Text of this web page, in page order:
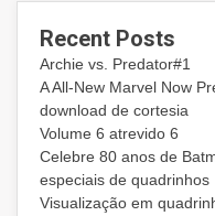
Recent Posts
Archie vs. Predator#1
A All-New Marvel Now
download de cortesia
Volume 6 atrevido 6
Celebre 80 anos de
especiais de quadrinhos
Visualização em